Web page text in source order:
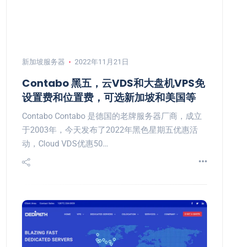
新加坡服务器 2022年11月21日
Contabo 黑五，云VDS和大盘机VPS免
设置费和位置费，可选新加坡和美国等
Contabo Contabo 是德国的老牌服务器厂商，成立
于2003年，今天发布了2022年黑色星期五优惠活
动，Cloud VDS优惠50…